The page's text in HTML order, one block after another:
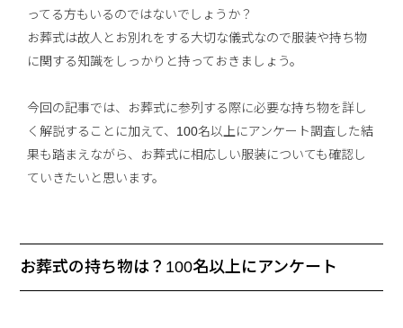
ってる方もいるのではないでしょうか？
お葬式は故人とお別れをする大切な儀式なので服装や持ち物
に関する知識をしっかりと持っておきましょう。
今回の記事では、お葬式に参列する際に必要な持ち物を詳し
く解説することに加えて、100名以上にアンケート調査した結
果も踏まえながら、お葬式に相応しい服装についても確認し
ていきたいと思います。
お葬式の持ち物は？100名以上にアンケート